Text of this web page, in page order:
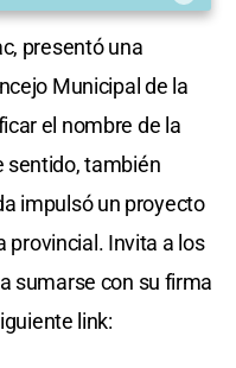
presentó una
Municipal de la
el nombre de la
sentido, también
impulsó un proyecto
provincial. Invita a los
sumarse con su firma
link: